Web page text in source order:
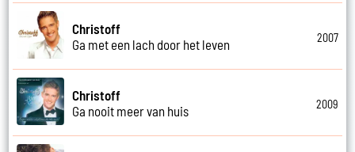
Christoff
Ga met een lach door het leven
2007
Christoff
Ga nooit meer van huis
2009